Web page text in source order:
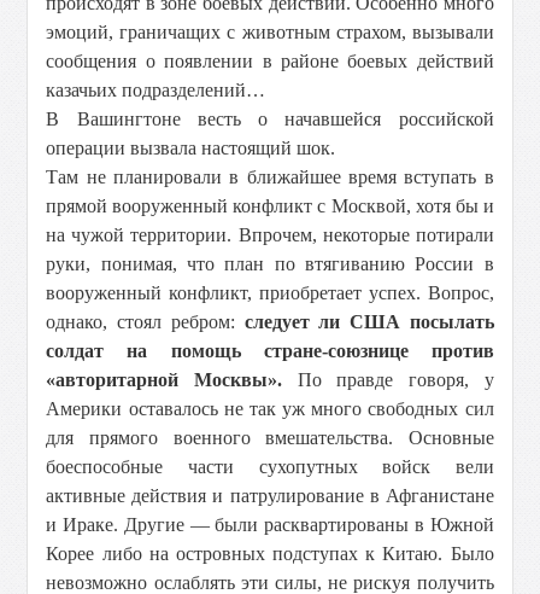
эмоций, граничащих с животным страхом, вызывали
сообщения о появлении в районе боевых действий
казачьих подразделений…
В Вашингтоне весть о начавшейся российской
операции вызвала настоящий шок.
Там не планировали в ближайшее время вступать в
прямой вооруженный конфликт с Москвой, хотя бы и
на чужой территории. Впрочем, некоторые потирали
руки, понимая, что план по втягиванию России в
вооруженный конфликт, приобретает успех. Вопрос,
однако, стоял ребром: следует ли США посылать
солдат на помощь стране-союзнице против
«авторитарной Москвы». По правде говоря, у
Америки оставалось не так уж много свободных сил
для прямого военного вмешательства. Основные
боеспособные части сухопутных войск вели
активные действия и патрулирование в Афганистане
и Ираке. Другие — были расквартированы в Южной
Корее либо на островных подступах к Китаю. Было
невозможно ослаблять эти силы, не рискуя получить